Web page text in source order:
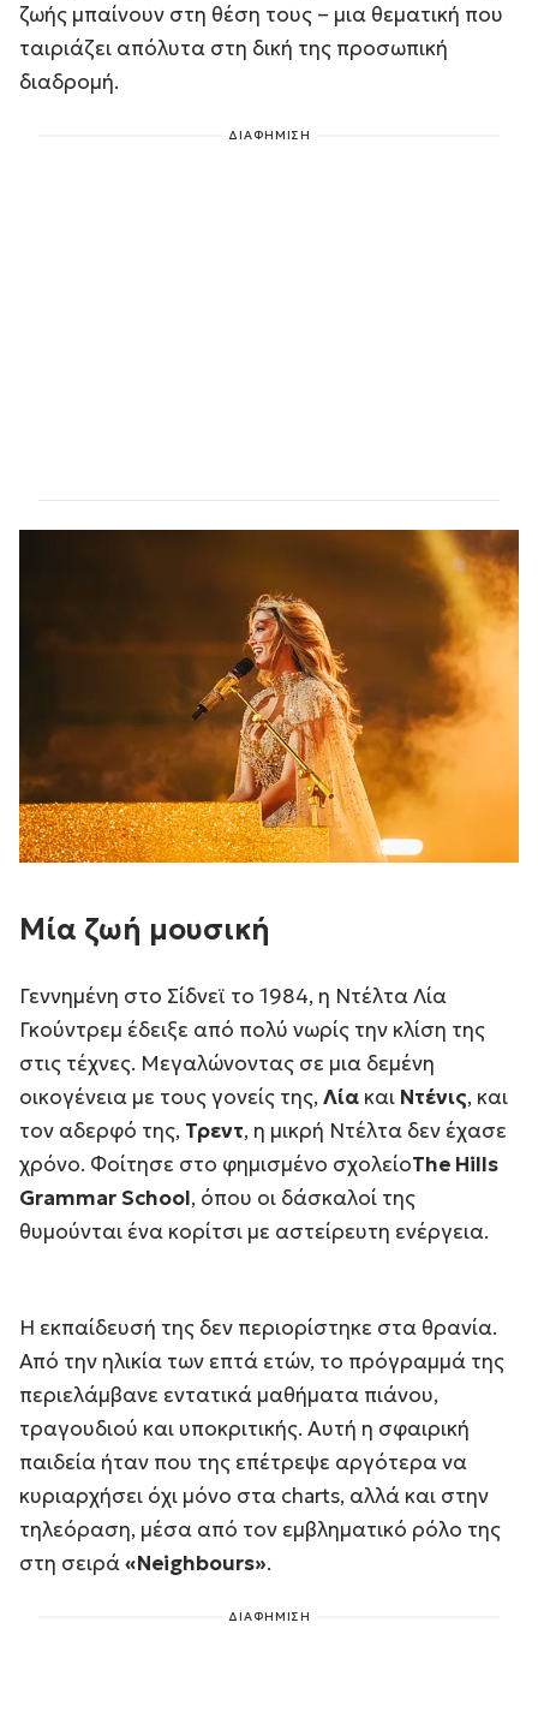
ζωής μπαίνουν στη θέση τους – μια θεματική που
ταιριάζει απόλυτα στη δική της προσωπική
διαδρομή.
ΔΙΑΦΗΜΙΣΗ
Μία ζωή μουσική
Γεννημένη στο Σίδνεϊ το 1984, η Ντέλτα Λία
Γκούντρεμ έδειξε από πολύ νωρίς την κλίση της
στις τέχνες. Μεγαλώνοντας σε μια δεμένη
οικογένεια με τους γονείς της, Λία και Ντένις, και
τον αδερφό της, Τρεντ, η μικρή Ντέλτα δεν έχασε
χρόνο. Φοίτησε στο φημισμένο σχολείοThe Hills
Grammar School, όπου οι δάσκαλοί της
θυμούνται ένα κορίτσι με αστείρευτη ενέργεια.
Η εκπαίδευσή της δεν περιορίστηκε στα θρανία.
Από την ηλικία των επτά ετών, το πρόγραμμά της
περιελάμβανε εντατικά μαθήματα πιάνου,
τραγουδιού και υποκριτικής. Αυτή η σφαιρική
παιδεία ήταν που της επέτρεψε αργότερα να
κυριαρχήσει όχι μόνο στα charts, αλλά και στην
τηλεόραση, μέσα από τον εμβληματικό ρόλο της
στη σειρά«Neighbours».
ΔΙΑΦΗΜΙΣΗ